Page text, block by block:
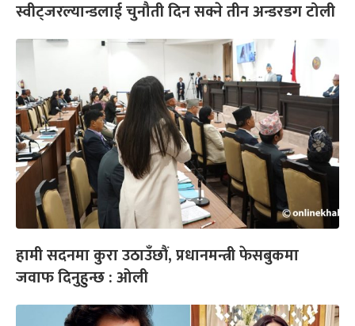
स्वीट्जरल्यान्डलाई चुनौती दिन सक्ने तीन अन्डरडग टोली
हामी सदनमा कुरा उठाउँछौं, प्रधानमन्त्री फेसबुकमा
जवाफ दिनुहुन्छ : ओली